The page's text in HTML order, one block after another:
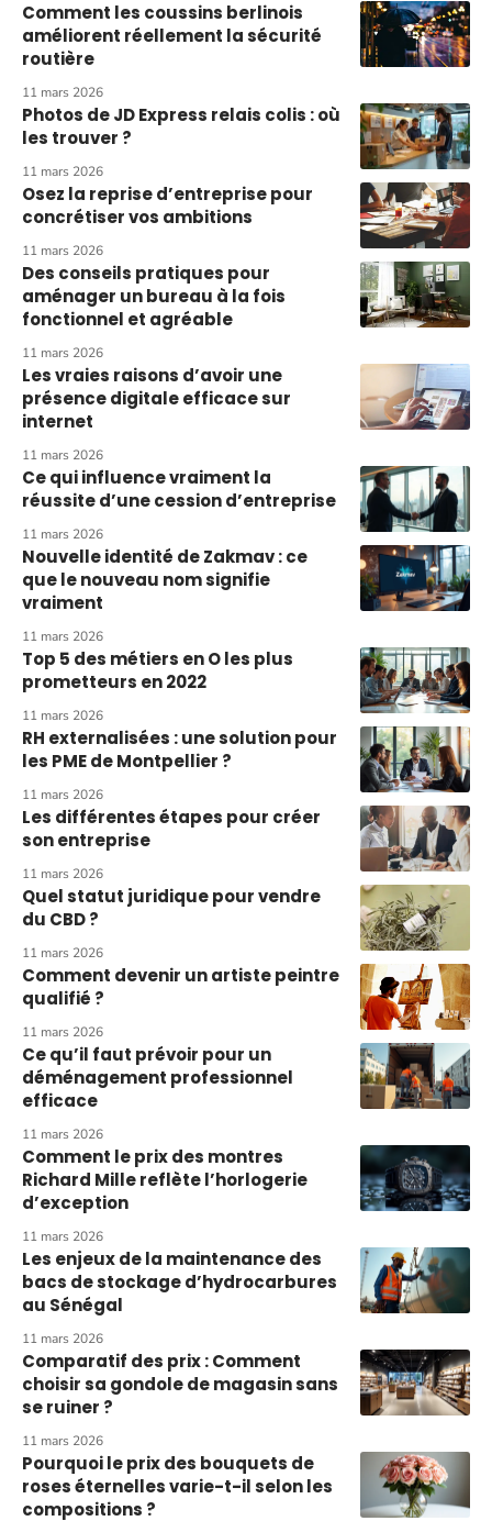
Comment les coussins berlinois
améliorent réellement la sécurité
routière
11 mars 2026
Photos de JD Express relais colis : où
les trouver ?
11 mars 2026
Osez la reprise d’entreprise pour
concrétiser vos ambitions
11 mars 2026
Des conseils pratiques pour
aménager un bureau à la fois
fonctionnel et agréable
11 mars 2026
Les vraies raisons d’avoir une
présence digitale efficace sur
internet
11 mars 2026
Ce qui influence vraiment la
réussite d’une cession d’entreprise
11 mars 2026
Nouvelle identité de Zakmav : ce
que le nouveau nom signifie
vraiment
11 mars 2026
Top 5 des métiers en O les plus
prometteurs en 2022
11 mars 2026
RH externalisées : une solution pour
les PME de Montpellier ?
11 mars 2026
Les différentes étapes pour créer
son entreprise
11 mars 2026
Quel statut juridique pour vendre
du CBD ?
11 mars 2026
Comment devenir un artiste peintre
qualifié ?
11 mars 2026
Ce qu’il faut prévoir pour un
déménagement professionnel
efficace
11 mars 2026
Comment le prix des montres
Richard Mille reflète l’horlogerie
d’exception
11 mars 2026
Les enjeux de la maintenance des
bacs de stockage d’hydrocarbures
au Sénégal
11 mars 2026
Comparatif des prix : Comment
choisir sa gondole de magasin sans
se ruiner ?
11 mars 2026
Pourquoi le prix des bouquets de
roses éternelles varie-t-il selon les
compositions ?